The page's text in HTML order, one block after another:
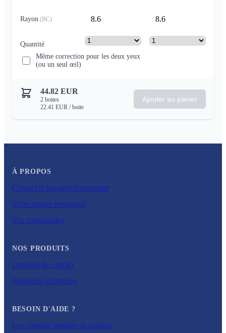
Rayon (BC) 8.6 8.6
Quantité
Même correction pour les deux yeux
(ou un seul œil)
44.82 EUR
2 boites
22.41 EUR / boite
Ajouter au panier
À PROPOS
Contact et horaires d'ouverture
Votre espace personnel
Vos commandes
NOS PRODUITS
Lentilles de contact
Solutions d'entretien
BESOIN D'AIDE ?
Les conseils lentilles de contact